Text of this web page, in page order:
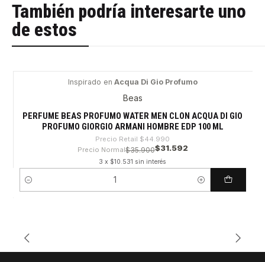
También podría interesarte uno
de estos
Inspirado en Acqua Di Gio Profumo
Beas
PERFUME BEAS PROFUMO WATER MEN CLON ACQUA DI GIO
PROFUMO GIORGIO ARMANI HOMBRE EDP 100 ML
Precio Retail $44.990
Precio Normal$35.900$31.592
3 x $10.531 sin interés
Cantidad